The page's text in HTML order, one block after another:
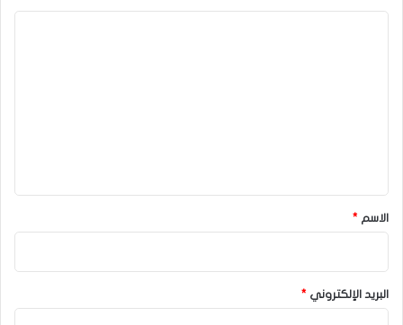
*
الاسم *
البريد الإلكتروني *